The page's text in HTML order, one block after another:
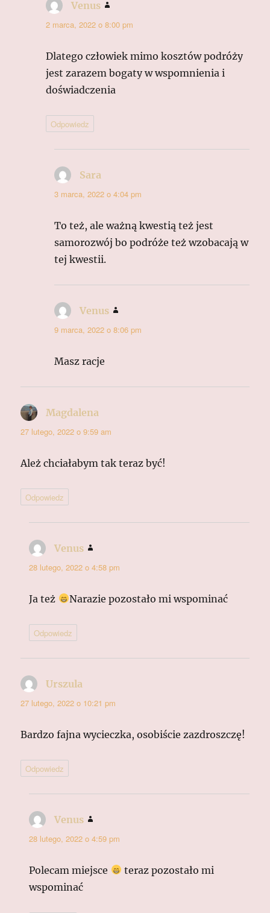
Venus
2 marca, 2022 o 8:00 pm
Dlatego człowiek mimo kosztów podróży
jest zarazem bogaty w wspomnienia i
doświadczenia
Odpowiedz
Sara
3 marca, 2022 o 4:04 pm
To też, ale ważną kwestią też jest
samorozwój bo podróże też wzobacają w
tej kwestii.
Venus
9 marca, 2022 o 8:06 pm
Masz racje
Magdalena
27 lutego, 2022 o 9:59 am
Ależ chciałabym tak teraz być!
Odpowiedz
Venus
28 lutego, 2022 o 4:58 pm
Ja też Narazie pozostało mi wspominać
Odpowiedz
Urszula
27 lutego, 2022 o 10:21 pm
Bardzo fajna wycieczka, osobiście zazdroszczę!
Odpowiedz
Venus
28 lutego, 2022 o 4:59 pm
Polecam miejsce
teraz pozostało mi
wspominać